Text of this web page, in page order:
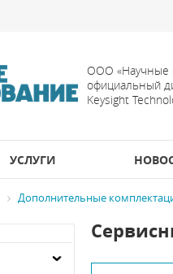
ООО «Научные
официальный
Keysight
УСЛУГИ
Дополнительные